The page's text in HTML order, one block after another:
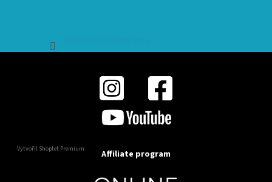
Vytvořil Shoptet Premium Affiliate program